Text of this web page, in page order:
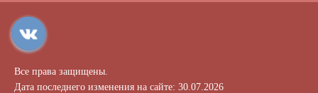
Все права защищены.
Дата последнего изменения на сайте: 30.07.2026